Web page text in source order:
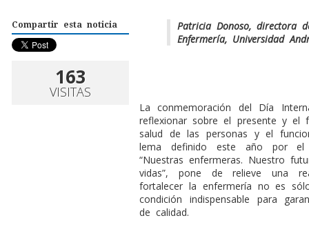
Compartir esta noticia
163
VISITAS
Patricia Donoso, directora
Enfermería, Universidad
La conmemoración del Día
reflexionar sobre el presente y el
salud de las personas y el
lema definido este año por el
“Nuestras enfermeras. Nuestro
vidas”, pone de relieve una
fortalecer la enfermería no es
condición indispensable para
de calidad.